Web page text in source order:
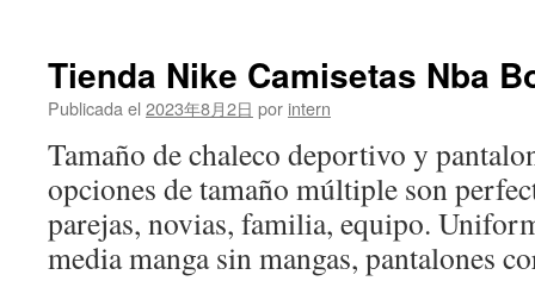
A
Tienda Nike Camisetas Nba
Publicada el 2023年8月2日 por intern
Tamaño de chaleco deportivo y
opciones de tamaño múltiple son
parejas, novias, familia, equipo.
media manga sin mangas, pantalones